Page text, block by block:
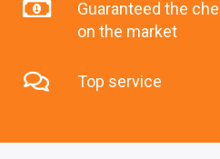
Guaranteed the
on the market
Top service